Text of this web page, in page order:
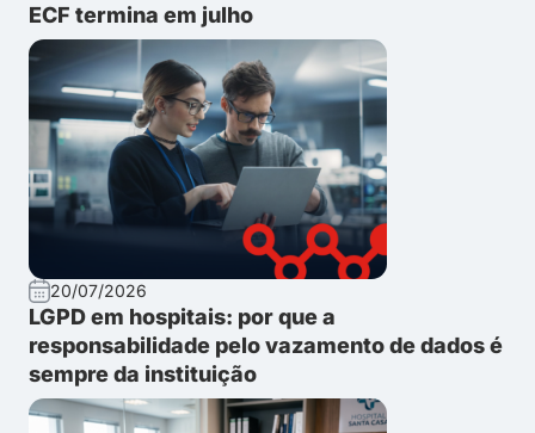
ECF termina em julho
20/07/2026
LGPD em hospitais: por que a
responsabilidade pelo vazamento de dados é
sempre da instituição